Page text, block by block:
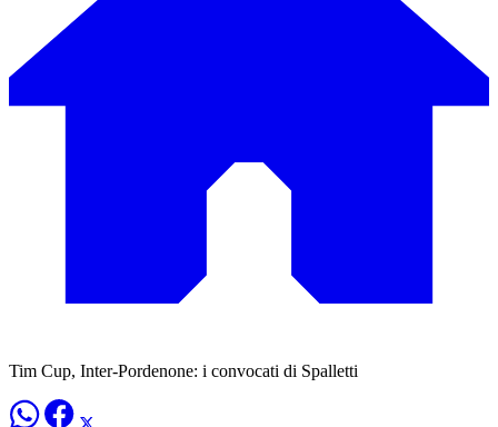
Tim Cup, Inter-Pordenone: i convocati di Spalletti